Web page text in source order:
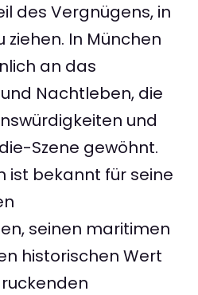
des Vergnügens, in
ziehen. In München
an das
Nachtleben, die
und
Szene gewöhnt.
ist bekannt für seine
seinen maritimen
historischen Wert